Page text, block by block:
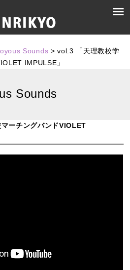
Sounds >vol.3 「天理教校学
IMPULSE」
Sounds
ーチングバンドVIOLET